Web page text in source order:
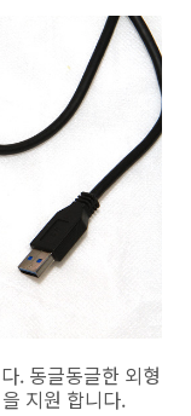
. 동글동글한 외형
지원 합니다.